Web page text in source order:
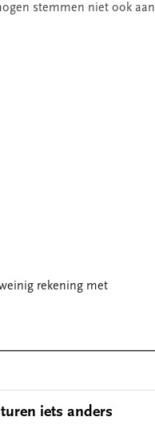
stemmen niet ook aan
rekening met
iets anders